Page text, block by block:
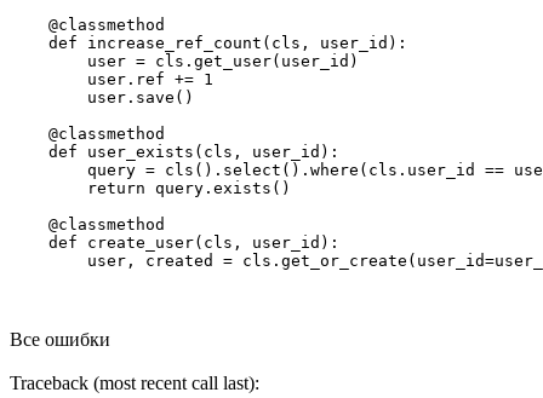
    @classmethod
    def increase_ref_count(cls, user_id):
        user = cls.get_user(user_id)
        user.ref += 1
        user.save()
    @classmethod
    def user_exists(cls, user_id):
query = cls().select().where(cls.user_id ==
        return query.exists()
    @classmethod
    def create_user(cls, user_id):
user, created =
Все ошибки
Traceback (most recent call last):